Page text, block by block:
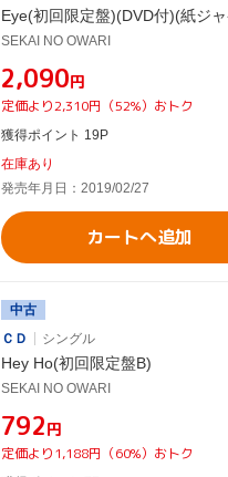
Eye(初回限定盤)(DVD付)(紙ジ
SEKAI NO OWARI
¥2,090円
定価より2,310円（52%）おトク
獲得ポイント 19P
在庫あり
発売年月日：2019/02/27
カートへ追加
中古
ＣＤ
シングル
Hey Ho(初回限定盤B)
SEKAI NO OWARI
¥792円
定価より1,188円（60%）おトク